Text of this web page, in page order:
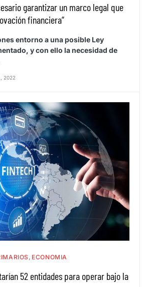
garantizar un marco legal que
financiera”
entorno a una posible Ley
y con ello la necesidad de
2022
ECONOMIA
52 entidades para operar bajo la